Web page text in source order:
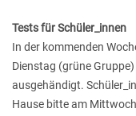
Tests für Schüler_innen
In der kommenden
Dienstag (grüne
ausgehändigt.
Hause bitte am